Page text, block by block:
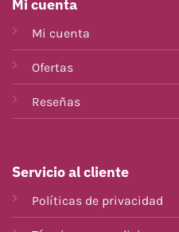
Mi cuenta
Mi cuenta
Ofertas
Reseñas
Servicio al cliente
Políticas de privacidad